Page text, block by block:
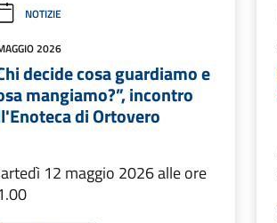
NOTIZIE
2026
decide cosa guardiamo e
mangiamo?”, incontro
di Ortovero
12 maggio 2026 alle ore